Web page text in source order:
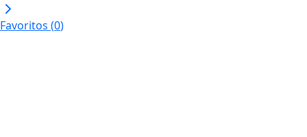
Favoritos (0)